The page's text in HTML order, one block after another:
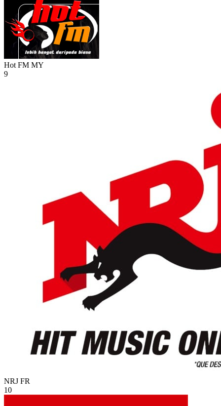
Hot FM MY
9
NRJ FR
10